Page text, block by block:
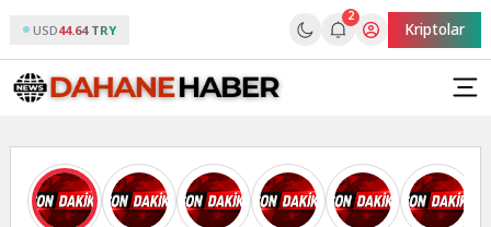
USD44.64 TRY
2
Kriptolar